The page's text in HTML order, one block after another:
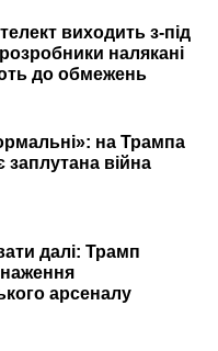
виходить з-під
налякані
до обмежень
на Трампа
заплутана війна
далі: Трамп
арсеналу